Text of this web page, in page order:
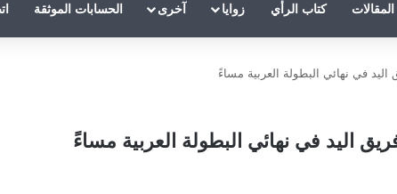
المقالات كتاب الرأي زوايا آخرى الحسابات الموثقة
في نهائي البطولة العربية مساءً
اليد في نهائي البطولة العربية مساءً